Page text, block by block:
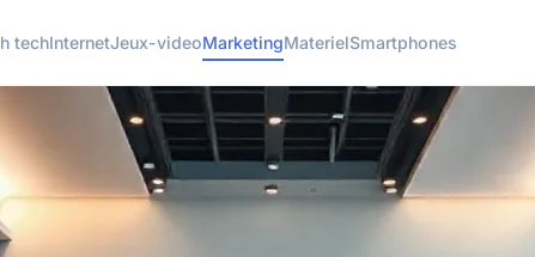
techInternetJeux-videoMarketingMaterielSmartphones